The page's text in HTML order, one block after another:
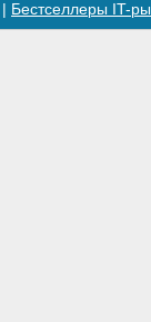
Бестселлеры IT-